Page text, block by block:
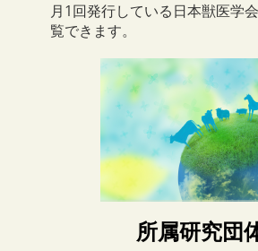
月1回発行している日本獣医学
覧できます。
所属研究団